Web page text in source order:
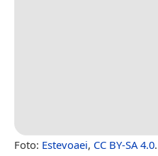
Foto: Estevoaei, CC BY-SA 4.0.